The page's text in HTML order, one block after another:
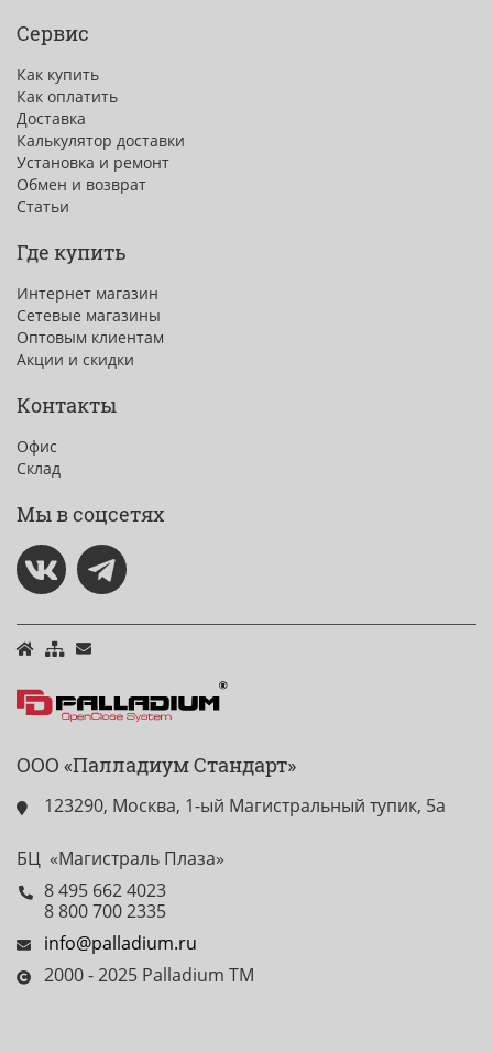
Сервис
Как купить
Как оплатить
Доставка
Калькулятор доставки
Установка и ремонт
Обмен и возврат
Статьи
Где купить
Интернет магазин
Сетевые магазины
Оптовым клиентам
Акции и скидки
Контакты
Офис
Склад
Мы в соцсетях
ООО «Палладиум Стандарт»
123290, Москва, 1-ый Магистральный тупик, 5а
БЦ «Магистраль Плаза»
8 495 662 4023
8 800 700 2335
info@palladium.ru
2000 - 2025 Palladium TM